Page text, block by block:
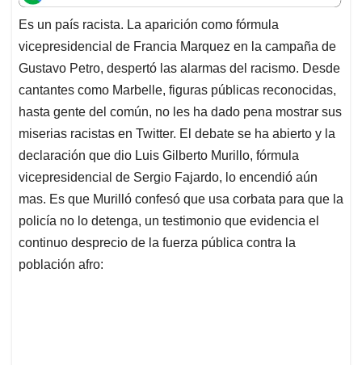
t
s
A
p
p
e
b
o
o
k
k
e
d
I
n
i
l
e
a
d
s
Es un país racista. La aparición como fórmula
vicepresidencial de Francia Marquez en la campaña de
Gustavo Petro, despertó las alarmas del racismo. Desde
cantantes como Marbelle, figuras públicas reconocidas,
hasta gente del común, no les ha dado pena mostrar sus
miserias racistas en Twitter. El debate se ha abierto y la
declaración que dio Luis Gilberto Murillo, fórmula
vicepresidencial de Sergio Fajardo, lo encendió aún
mas. Es que Murilló confesó que usa corbata para que la
policía no lo detenga, un testimonio que evidencia el
continuo desprecio de la fuerza pública contra la
población afro: